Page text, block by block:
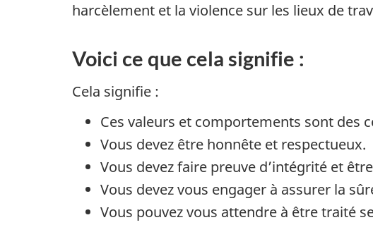
harcèlement et la violence sur les lieux de
Voici ce que cela signifie :
Cela signifie :
Ces valeurs et comportements sont des
Vous devez être honnête et respectueux.
Vous devez faire preuve d’intégrité et
Vous devez vous engager à assurer la
Vous pouvez vous attendre à être traité